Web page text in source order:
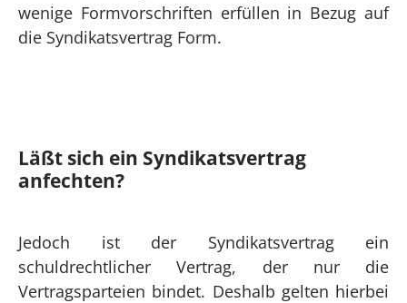
wenige Formvorschriften erfüllen in Bezug auf
die Syndikatsvertrag Form.
Läßt sich ein Syndikatsvertrag
anfechten?
Jedoch ist der Syndikatsvertrag ein
schuldrechtlicher Vertrag, der nur die
Vertragsparteien bindet. Deshalb gelten hierbei